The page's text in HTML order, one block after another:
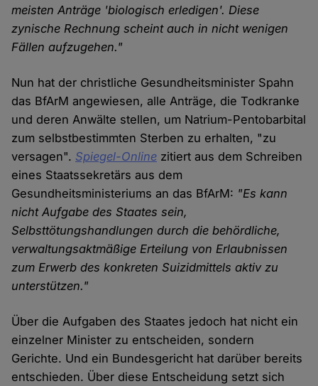
meisten Anträge 'biologisch erledigen'. Diese
zynische Rechnung scheint auch in nicht wenigen
Fällen aufzugehen."
Nun hat der christliche Gesundheitsminister Spahn
das BfArM angewiesen, alle Anträge, die Todkranke
und deren Anwälte stellen, um Natrium-Pentobarbital
zum selbstbestimmten Sterben zu erhalten, "zu
versagen". Spiegel-Online zitiert aus dem Schreiben
eines Staatssekretärs aus dem
Gesundheitsministeriums an das BfArM: "Es kann
nicht Aufgabe des Staates sein,
Selbsttötungshandlungen durch die behördliche,
verwaltungsaktmäßige Erteilung von Erlaubnissen
zum Erwerb des konkreten Suizidmittels aktiv zu
unterstützen."
Über die Aufgaben des Staates jedoch hat nicht ein
einzelner Minister zu entscheiden, sondern
Gerichte. Und ein Bundesgericht hat darüber bereits
entschieden. Über diese Entscheidung setzt sich